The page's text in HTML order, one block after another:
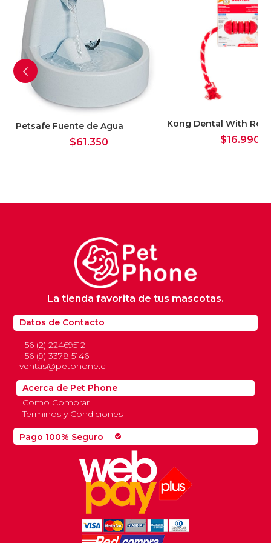
Petsafe Fuente de Agua
$61.350
Kong Dental With
$16.990
Pago 100% Seguro check_circle
Datos de Contacto
+56 (2) 22469512
+56 (9) 3378 5146
ventas@petphone.cl
La tienda favorita de tus mascotas.
Acerca de Pet Phone
Como Comprar
Terminos y Condiciones